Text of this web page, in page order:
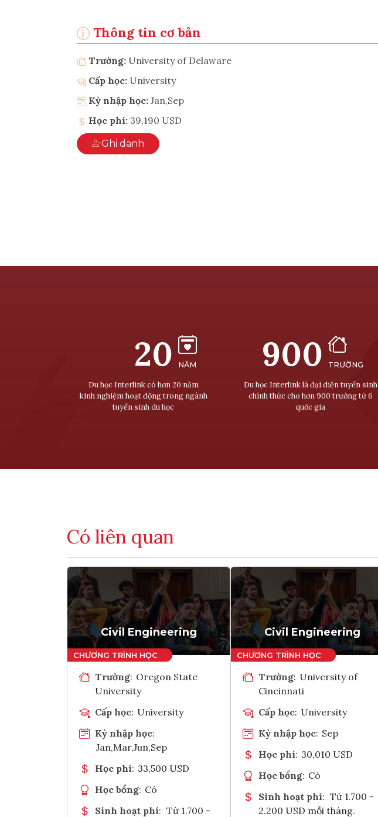
Thông tin cơ bản
Trường: University of Delaware
Cấp học: University
Kỳ nhập học: Jan,Sep
Học phí: 39,190 USD
Ghi danh
20 NĂM
Du học Interlink có hơn 20 năm
kinh nghiệm hoạt động trong ngành
tuyển sinh du học
900 TRƯỜNG
Du học Interlink là đại diện tuyển sinh
chính thức cho hơn 900 trường từ 6
quốc gia
Có liên quan
Civil Engineering
Trường: Oregon State
University
Cấp học: University
Kỳ nhập học:
Jan,Mar,Jun,Sep
Học phí: 33,500 USD
Học bổng: Có
Sinh hoạt phí: Từ 1.700 -
Civil Engineering
Trường: University of
Cincinnati
Cấp học: University
Kỳ nhập học: Sep
Học phí: 30,010 USD
Học bổng: Có
Sinh hoạt phí: Từ 1.700 -
2.200 USD mỗi tháng.